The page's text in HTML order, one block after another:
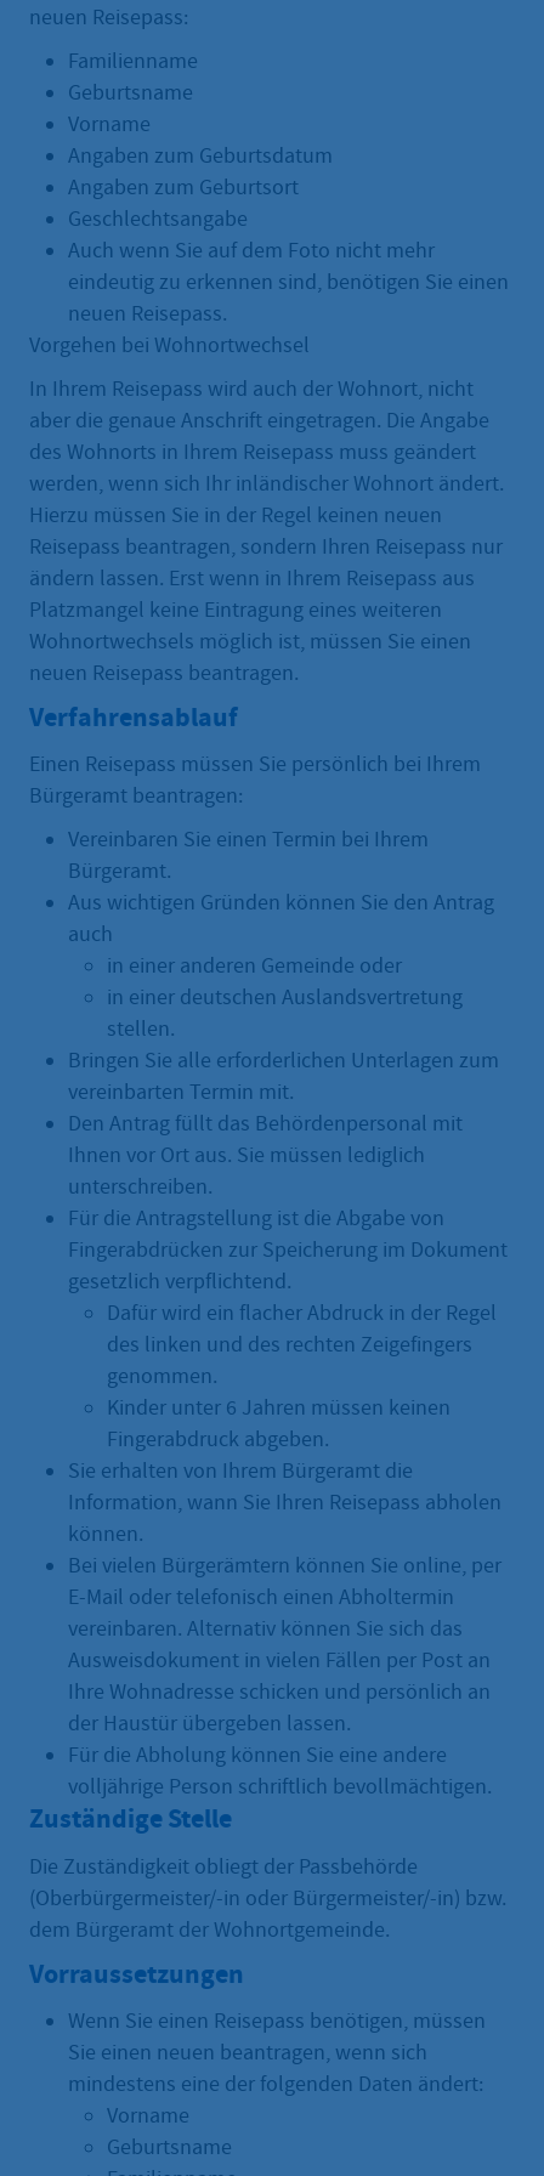
neuen Reisepass:
Familienname
Geburtsname
Vorname
Angaben zum Geburtsdatum
Angaben zum Geburtsort
Geschlechtsangabe
Auch wenn Sie auf dem Foto nicht mehr
eindeutig zu erkennen sind, benötigen Sie einen
neuen Reisepass.
Vorgehen bei Wohnortwechsel
In Ihrem Reisepass wird auch der Wohnort, nicht
aber die genaue Anschrift eingetragen. Die Angabe
des Wohnorts in Ihrem Reisepass muss geändert
werden, wenn sich Ihr inländischer Wohnort ändert.
Hierzu müssen Sie in der Regel keinen neuen
Reisepass beantragen, sondern Ihren Reisepass nur
ändern lassen. Erst wenn in Ihrem Reisepass aus
Platzmangel keine Eintragung eines weiteren
Wohnortwechsels möglich ist, müssen Sie einen
neuen Reisepass beantragen.
Verfahrensablauf
Einen Reisepass müssen Sie persönlich bei Ihrem
Bürgeramt beantragen:
Vereinbaren Sie einen Termin bei Ihrem
Bürgeramt.
Aus wichtigen Gründen können Sie den Antrag
auch
in einer anderen Gemeinde oder
in einer deutschen Auslandsvertretung
stellen.
Bringen Sie alle erforderlichen Unterlagen zum
vereinbarten Termin mit.
Den Antrag füllt das Behördenpersonal mit
Ihnen vor Ort aus. Sie müssen lediglich
unterschreiben.
Für die Antragstellung ist die Abgabe von
Fingerabdrücken zur Speicherung im Dokument
gesetzlich verpflichtend.
Dafür wird ein flacher Abdruck in der Regel
des linken und des rechten Zeigefingers
genommen.
Kinder unter 6 Jahren müssen keinen
Fingerabdruck abgeben.
Sie erhalten von Ihrem Bürgeramt die
Information, wann Sie Ihren Reisepass abholen
können.
Bei vielen Bürgerämtern können Sie online, per
E-Mail oder telefonisch einen Abholtermin
vereinbaren. Alternativ können Sie sich das
Ausweisdokument in vielen Fällen per Post an
Ihre Wohnadresse schicken und persönlich an
der Haustür übergeben lassen.
Für die Abholung können Sie eine andere
volljährige Person schriftlich bevollmächtigen.
Zuständige Stelle
Die Zuständigkeit obliegt der Passbehörde
(Oberbürgermeister/-in oder Bürgermeister/-in) bzw.
dem Bürgeramt der Wohnortgemeinde.
Vorraussetzungen
Wenn Sie einen Reisepass benötigen, müssen
Sie einen neuen beantragen, wenn sich
mindestens eine der folgenden Daten ändert:
Vorname
Geburtsname